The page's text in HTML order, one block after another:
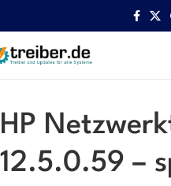
Startseite HP Netzwerk
HP
12.5.0.59 –